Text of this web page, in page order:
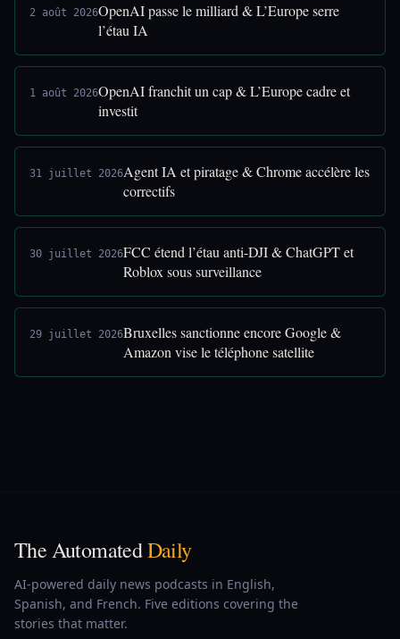
2 août 2026OpenAI passe le milliard & L’Europe serre
l’étau IA
1 août 2026OpenAI franchit un cap & L’Europe cadre et
investit
31 juillet 2026Agent IA et piratage & Chrome accélère les
correctifs
30 juillet 2026FCC étend l’étau anti-DJI & ChatGPT et
Roblox sous surveillance
29 juillet 2026Bruxelles sanctionne encore Google &
Amazon vise le téléphone satellite
The AutomatedDaily
AI-powered daily news podcasts in English,
Spanish, and French. Five editions covering the
stories that matter.